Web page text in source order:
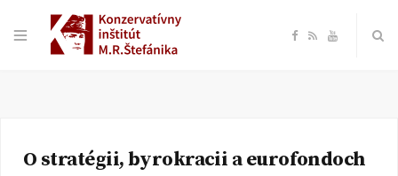
F
e
R Y
T
O stratégii, byrokracii a eurofondoch